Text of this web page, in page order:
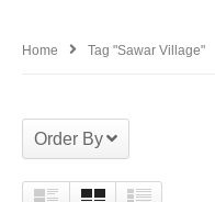
Home Tag "sawar Village"
Order By